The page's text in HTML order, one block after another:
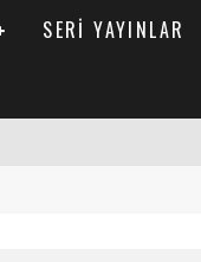
SERI YAYINLAR